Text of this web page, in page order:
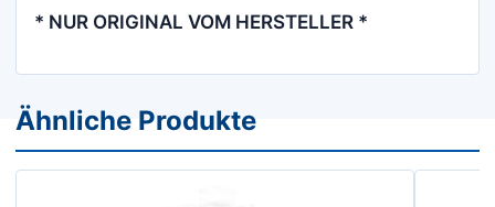
* NUR ORIGINAL VOM HERSTELLER *
Ähnliche Produkte